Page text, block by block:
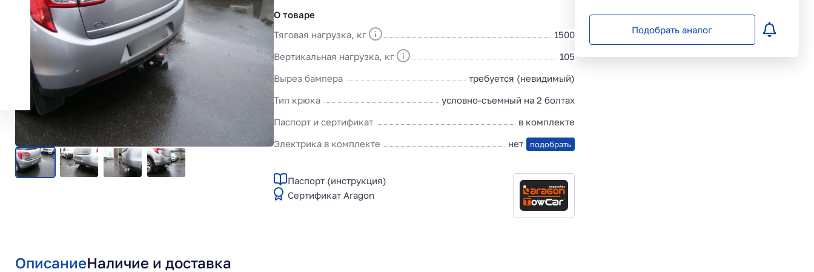
О товаре
Тяговая нагрузка, кг
1500
Вертикальная нагрузка, кг
105
Вырез бампера
требуется (невидимый)
Тип крюка
условно-съемный на 2 болтах
Паспорт и сертификат
в комплекте
Электрика в комплекте
нет подобрать
Паспорт (инструкция)
Сертификат Aragon
Подобрать аналог
ОписаниеНаличие и доставка